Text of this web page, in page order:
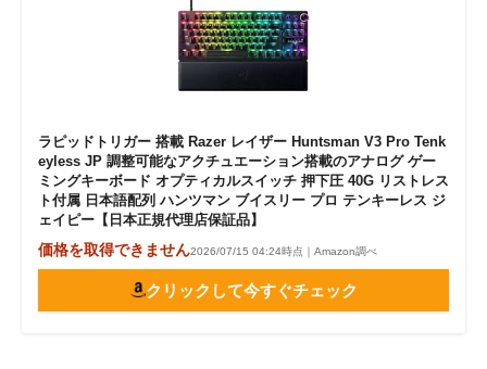
ラピッドトリガー 搭載 Razer レイザー Huntsman V3 Pro Tenk
eyless JP 調整可能なアクチュエーション搭載のアナログ ゲー
ミングキーボード オプティカルスイッチ 押下圧 40G リストレス
ト付属 日本語配列 ハンツマン ブイスリー プロ テンキーレス ジ
ェイピー【日本正規代理店保証品】
価格を取得できません2026/07/15 04:24時点｜Amazon調べ
クリックして今すぐチェック